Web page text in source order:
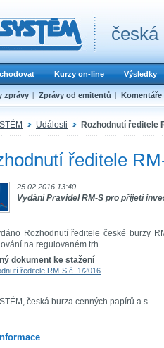
česká
Kurzy on-line Výsledky
zprávy Zprávy od emitentů Komentáře
Události Rozhodnutí ředitele
ředitele
25.02.2016 13:40
Vydání Pravidel RM-S pro přijetí
Rozhodnutí ředitele české burzy
na regulovaném trh.
dokument ke stažení
ředitele RM-S č. 1/2016
česká burza cenných papírů a.s.